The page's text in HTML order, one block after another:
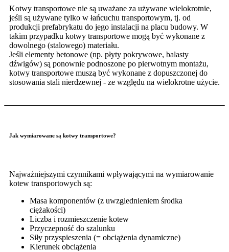
Kotwy transportowe nie są uważane za używane wielokrotnie,
jeśli są używane tylko w łańcuchu transportowym, tj. od
produkcji prefabrykatu do jego instalacji na placu budowy. W
takim przypadku kotwy transportowe mogą być wykonane z
dowolnego (stalowego) materiału.
Jeśli elementy betonowe (np. płyty pokrywowe, balasty
dźwigów) są ponownie podnoszone po pierwotnym montażu,
kotwy transportowe muszą być wykonane z dopuszczonej do
stosowania stali nierdzewnej - ze względu na wielokrotne użycie.
Jak wymiarowane są kotwy transportowe?
Najważniejszymi czynnikami wpływającymi na wymiarowanie
kotew transportowych są:
Masa komponentów (z uwzglednieniem środka
ciężakości)
Liczba i rozmieszczenie kotew
Przyczepność do szalunku
Siły przyspieszenia (= obciążenia dynamiczne)
Kierunek obciążenia